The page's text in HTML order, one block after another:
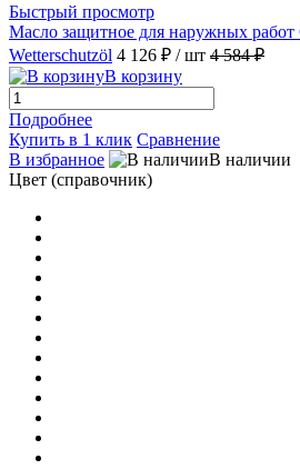
Быстрый просмотр
Масло защитное для наружных работ
Wetterschutzöl 4 126 ₽ / шт 4 584 ₽
В корзину
Подробнее
Купить в 1 клик Сравнение
В избранное
В наличии
Цвет (справочник)